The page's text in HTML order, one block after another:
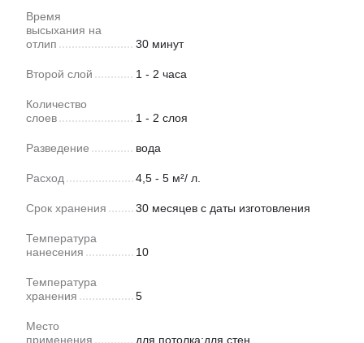
Время
высыхания на
отлип
30 минут
Второй слой 1 - 2 часа
Количество
слоев
1 - 2 слоя
Разведение вода
Расход 4,5 - 5 м²/ л.
Срок хранения 30 месяцев с даты изготовления
Температура
нанесения
10
Температура
хранения
5
Место
применения
для потолка;для стен